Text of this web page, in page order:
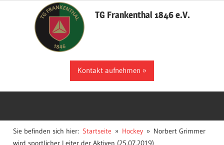
TG Frankenthal 1846 e.V.
Kontakt aufnehmen
Sie befinden sich hier: Startseite Hockey
Norbert Grimmer
wird sportlicher Leiter der Aktiven (25.07.2019)